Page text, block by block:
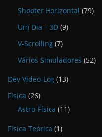
Shooter Horizontal (79)
Um Dia – 3D (9)
V-Scrolling (7)
Vários Simuladores (52)
Dev Video-Log (13)
Física (26)
Astro-Física (11)
Física Teórica (1)